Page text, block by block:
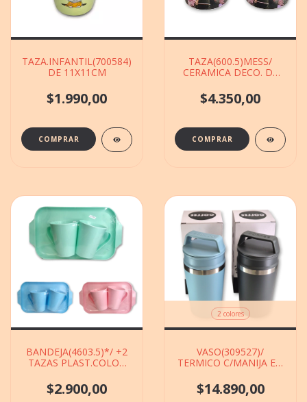
TAZA.INFANTIL(700584)DECORADA
DE 11X11CM
$1.990,00
TAZA(600.5)MESS/
CERAMICA DECO. DE
$4.350,00
BANDEJA(4603.5)*/ +2
TAZAS PLAST.COLOR
$2.900,00
2 colores
VASO(309527)/
TERMICO C/MANIJA EN
$14.890,00